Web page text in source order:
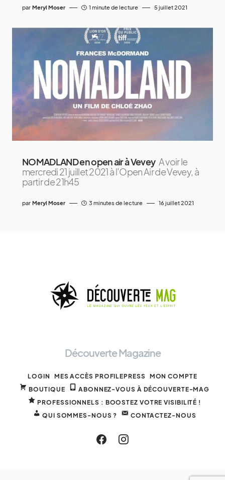
par Meryl Moser 1 minute de lecture 5 juillet 2021
NOMADLAND en open air à Vevey A voir le
mercredi 21 juillet 2021 à l’Open Air de Vevey, à
partir de 21h45
par Meryl Moser 3 minutes de lecture 16 juillet 2021
Découverte Magazine
LOGIN MES ACCÈS PROFILEPRESS MON COMPTE
BOUTIQUE
ABONNEZ-VOUS À DÉCOUVERTE-MAG
PROFESSIONNELS : BOOSTEZ VOTRE VISIBILITÉ !
QUI SOMMES-NOUS ?
CONTACTEZ-NOUS